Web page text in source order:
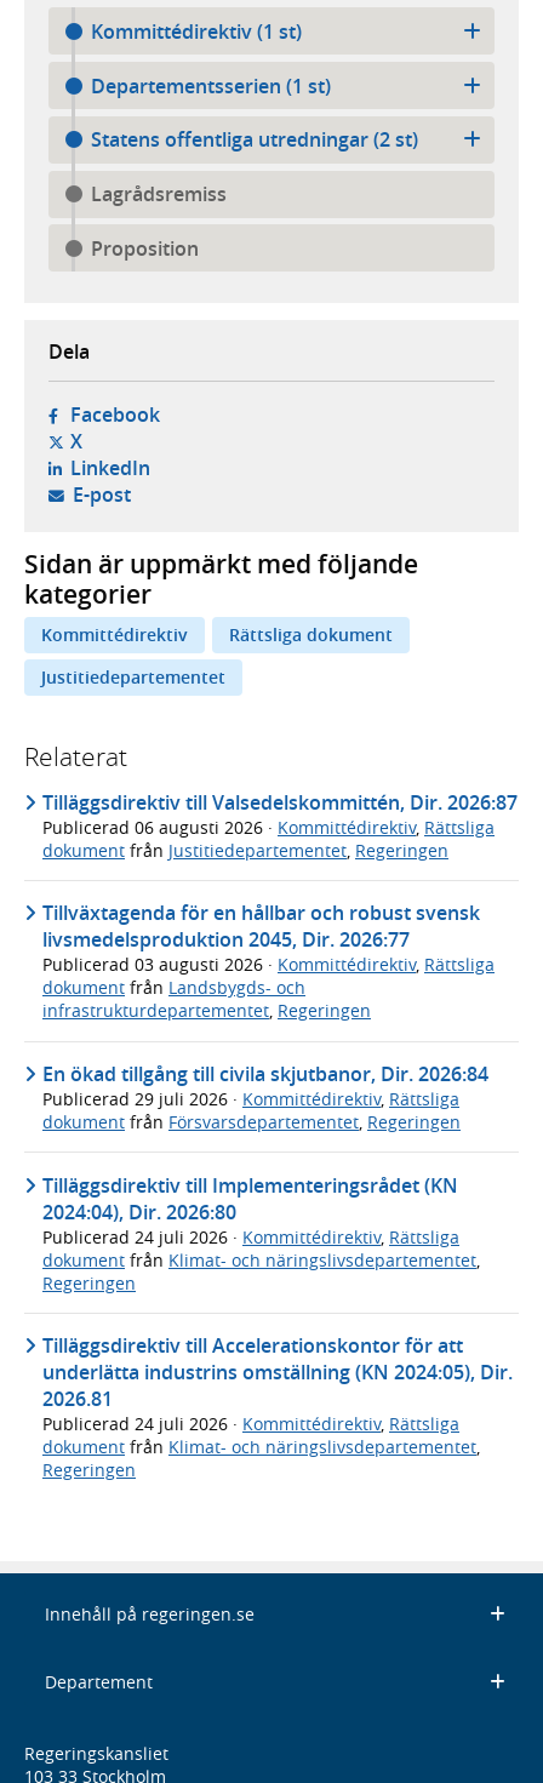
Kommittédirektiv (1 st)
Departementsserien (1 st)
Statens offentliga utredningar (2 st)
Lagrådsremiss
Proposition
Dela
Facebook- öppnas i ny flik, extern webbplats,
X- öppnas i ny flik, extern webbplats,
LinkedIn- öppnas i ny flik, extern webbplats,
E-post- öppnar din e-postklient,
Sidan är uppmärkt med följande
kategorier
Kommittédirektiv
Rättsliga dokument
Justitiedepartementet
Relaterat
Tilläggsdirektiv till Valsedelskommittén, Dir. 2026:87
Publicerad 06 augusti 2026 · Kommittédirektiv, Rättsliga
dokument från Justitiedepartementet Regeringen
Tillväxtagenda för en hållbar och robust svensk
livsmedelsproduktion 2045, Dir. 2026:77
Publicerad 03 augusti 2026 · Kommittédirektiv, Rättsliga
dokument från Landsbygds- och
infrastrukturdepartementet, Regeringen
En ökad tillgång till civila skjutbanor, Dir. 2026:84
Publicerad 29 juli 2026 · Kommittédirektiv, Rättsliga
dokument från Försvarsdepartementet, Regeringen
Tilläggsdirektiv till Implementeringsrådet (KN
2024:04), Dir. 2026:80
Publicerad 24 juli 2026 · Kommittédirektiv, Rättsliga
dokument från Klimat- och näringslivsdepartementet
Regeringen
Tilläggsdirektiv till Accelerationskontor för att
underlätta industrins omställning (KN 2024:05), Dir.
2026.81
Publicerad 24 juli 2026 · Kommittédirektiv, Rättsliga
dokument från Klimat- och näringslivsdepartementet,
Regeringen
Innehåll på regeringen.se
Departement
Regeringskansliet
103 33 Stockholm